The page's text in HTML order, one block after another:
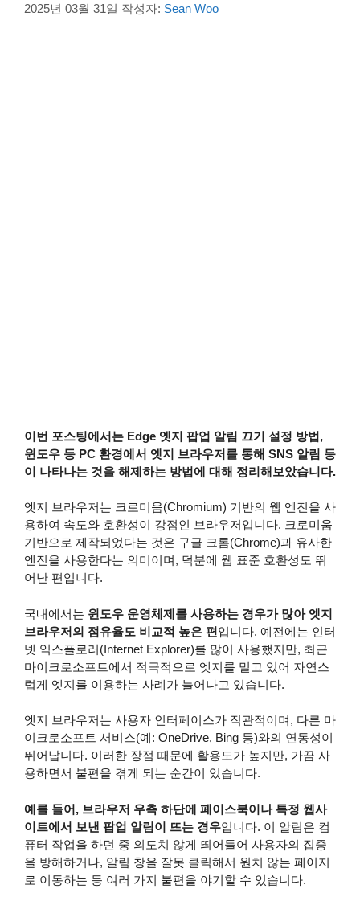
2025년 03월 31일 작성자: Sean Woo
이번 포스팅에서는 Edge 엣지 팝업 알림 끄기 설정 방법,
윈도우 등 PC 환경에서 엣지 브라우저를 통해 SNS 알림 등
이 나타나는 것을 해제하는 방법에 대해 정리해보았습니다.
엣지 브라우저는 크로미움(Chromium) 기반의 웹 엔진을 사
용하여 속도와 호환성이 강점인 브라우저입니다. 크로미움
기반으로 제작되었다는 것은 구글 크롬(Chrome)과 유사한
엔진을 사용한다는 의미이며, 덕분에 웹 표준 호환성도 뛰
어난 편입니다.
국내에서는 윈도우 운영체제를 사용하는 경우가 많아 엣지
브라우저의 점유율도 비교적 높은 편입니다. 예전에는 인터
넷 익스플로러(Internet Explorer)를 많이 사용했지만, 최근
마이크로소프트에서 적극적으로 엣지를 밀고 있어 자연스
럽게 엣지를 이용하는 사례가 늘어나고 있습니다.
엣지 브라우저는 사용자 인터페이스가 직관적이며, 다른 마
이크로소프트 서비스(예: OneDrive, Bing 등)와의 연동성이
뛰어납니다. 이러한 장점 때문에 활용도가 높지만, 가끔 사
용하면서 불편을 겪게 되는 순간이 있습니다.
예를 들어, 브라우저 우측 하단에 페이스북이나 특정 웹사
이트에서 보낸 팝업 알림이 뜨는 경우입니다. 이 알림은 컴
퓨터 작업을 하던 중 의도치 않게 띄어들어 사용자의 집중
을 방해하거나, 알림 창을 잘못 클릭해서 원치 않는 페이지
로 이동하는 등 여러 가지 불편을 야기할 수 있습니다.